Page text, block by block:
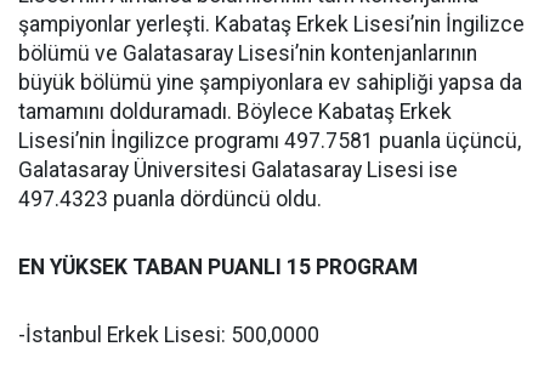
şampiyonlar yerleşti. Kabataş Erkek Lisesi’nin İngilizce
bölümü ve Galatasaray Lisesi’nin kontenjanlarının
büyük bölümü yine şampiyonlara ev sahipliği yapsa da
tamamını dolduramadı. Böylece Kabataş Erkek
Lisesi’nin İngilizce programı 497.7581 puanla üçüncü,
Galatasaray Üniversitesi Galatasaray Lisesi ise
497.4323 puanla dördüncü oldu.
EN YÜKSEK TABAN PUANLI 15 PROGRAM
-İstanbul Erkek Lisesi: 500,0000